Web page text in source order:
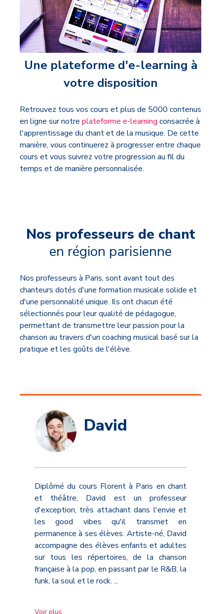
Une plateforme d'e-learning à
votre disposition
Retrouvez tous vos cours et plus de 5000 contenus
en ligne sur notre plateforme e-learning consacrée à
l'apprentissage du chant et de la musique. De cette
manière, vous continuerez à progresser entre chaque
cours et vous suivrez votre progression au fil du
temps et de manière personnalisée.
Nos professeurs de chant
en région parisienne
Nos professeurs à Paris, sont avant tout des
chanteurs dotés d'une formation musicale solide et
d'une personnalité unique. Ils ont chacun été
sélectionnés pour leur qualité de pédagogue,
permettant de transmettre leur passion pour la
chanson au travers d'un coaching musical basé sur la
pratique et les goûts de l'élève.
David
Diplômé du cours Florent à Paris en chant
et théâtre, David est un professeur
d'exception, très attachant dans l'envie et
les good vibes qu'il transmet en
permanence à ses élèves. Artiste-né, David
accompagne des élèves enfants et adultes
sur tous les répertoires, de la chanson
française à la pop, en passant par le R&B, la
funk, la soul et le rock. ...
Voir plus